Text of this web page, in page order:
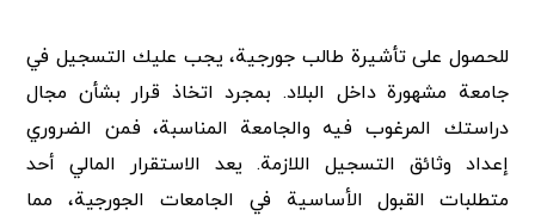
للحصول على تأشيرة طالب جورجية، يجب عليك التسجيل في
جامعة مشهورة داخل البلاد. بمجرد اتخاذ قرار بشأن مجال
دراستك المرغوب فيه والجامعة المناسبة، فمن الضروري
إعداد وثائق التسجيل اللازمة. يعد الاستقرار المالي أحد
متطلبات القبول الأساسية في الجامعات الجورجية، مما